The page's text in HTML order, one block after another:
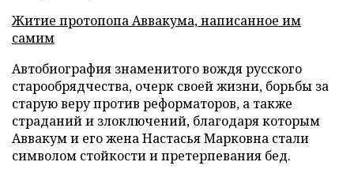
Житие протопопа Аввакума, написанное им
самим
Автобиография знаменитого вождя русского
старообрядчества, очерк своей жизни, борьбы за
старую веру против реформаторов, а также
страданий и злоключений, благодаря которым
Аввакум и его жена Настасья Марковна стали
символом стойкости и претерпевания бед.